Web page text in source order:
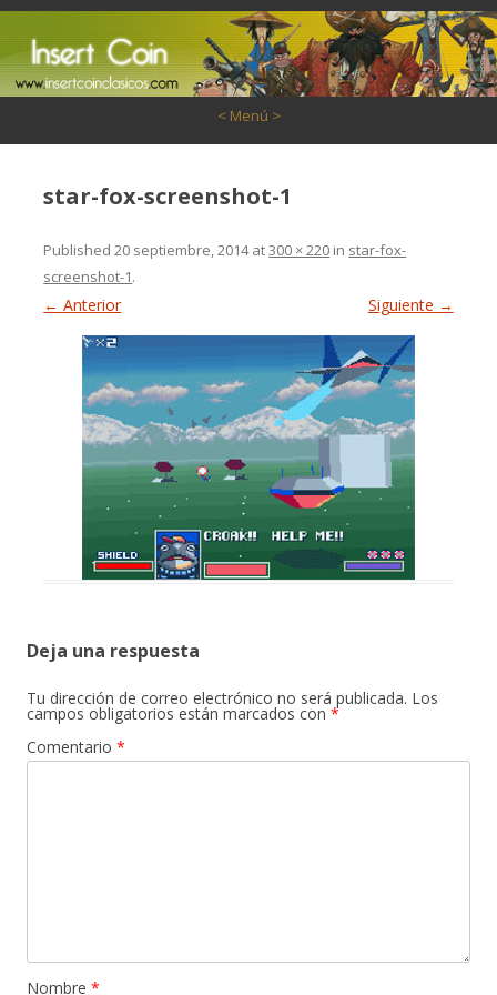
< Menú >
star-fox-screenshot-1
Published20 septiembre, 2014at300 × 220 in star-fox-
screenshot-1.
← Anterior Siguiente →
Deja una respuesta
Tu dirección de correo electrónico no será publicada. Los
campos obligatorios están marcados con *
Comentario *
Nombre *